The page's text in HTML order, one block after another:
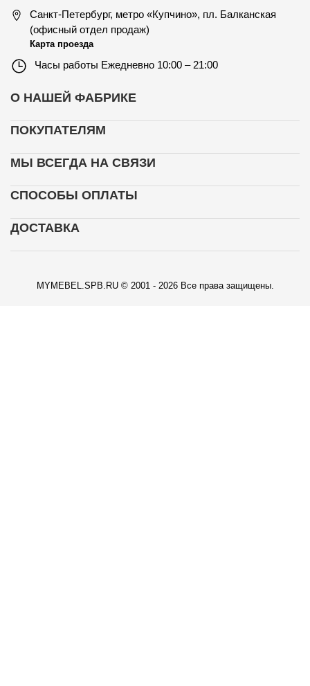
Санкт-Петербург, метро «Купчино», пл. Балканская
(офисный отдел продаж)
Карта проезда
Часы работы Ежедневно 10:00 – 21:00
О НАШЕЙ ФАБРИКЕ
ПОКУПАТЕЛЯМ
МЫ ВСЕГДА НА СВЯЗИ
СПОСОБЫ ОПЛАТЫ
ДОСТАВКА
MYMEBEL.SPB.RU © 2001 - 2026 Все права защищены.